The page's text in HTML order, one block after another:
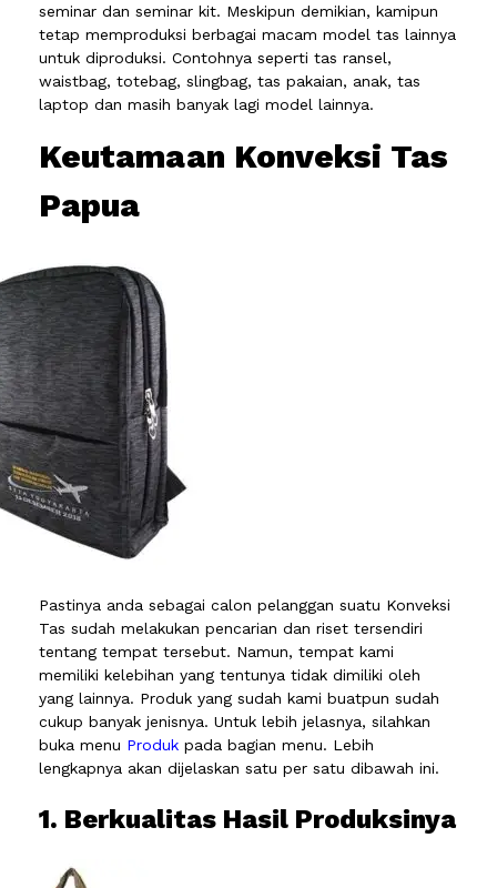
seminar dan seminar kit. Meskipun demikian, kamipun
tetap memproduksi berbagai macam model tas lainnya
untuk diproduksi. Contohnya seperti tas ransel,
waistbag, totebag, slingbag, tas pakaian, anak, tas
laptop dan masih banyak lagi model lainnya.
Keutamaan Konveksi Tas
Papua
Pastinya anda sebagai calon pelanggan suatu Konveksi
Tas sudah melakukan pencarian dan riset tersendiri
tentang tempat tersebut. Namun, tempat kami
memiliki kelebihan yang tentunya tidak dimiliki oleh
yang lainnya. Produk yang sudah kami buatpun sudah
cukup banyak jenisnya. Untuk lebih jelasnya, silahkan
buka menu Produk pada bagian menu. Lebih
lengkapnya akan dijelaskan satu per satu dibawah ini.
1. Berkualitas Hasil Produksinya